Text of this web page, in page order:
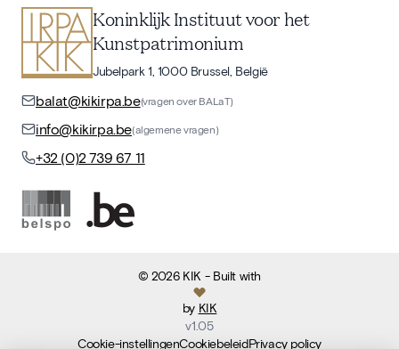
Koninklijk Instituut voor het
Kunstpatrimonium
Jubelpark 1, 1000 Brussel, België
balat@kikirpa.be(vragen over BALaT)
info@kikirpa.be(algemene vragen)
+32 (0)2 739 67 11
©2026 KIK - Built with
by KIK
v1.05
Cookie-instellingenCookiebeleidPrivacy policy